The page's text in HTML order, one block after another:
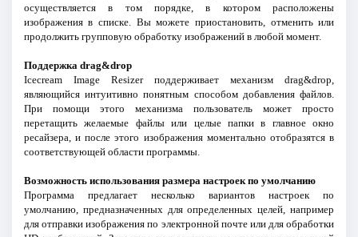
осуществляется в том порядке, в котором расположены
изображения в списке. Вы можете приостановить, отменить или
продолжить групповую обработку изображений в любой момент.
Поддержка drag&drop
Icecream Image Resizer поддерживает механизм drag&drop,
являющийся интуитивно понятным способом добавления файлов.
При помощи этого механизма пользователь может просто
перетащить желаемые файлы или целые папки в главное окно
ресайзера, и после этого изображения моментально отобразятся в
соответствующей области программы.
Возможность использования размера настроек по умолчанию
Программа предлагает несколько вариантов настроек по
умолчанию, предназначенных для определенных целей, например
для отправки изображения по электронной почте или для обработки